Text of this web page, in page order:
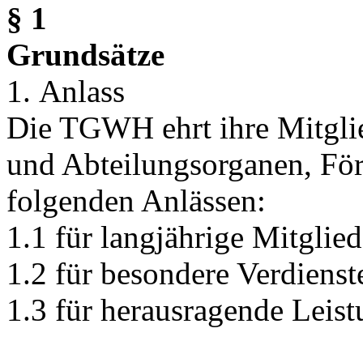
§ 1
Grundsätze
1. Anlass
Die TGWH ehrt ihre
und Abteilungsorganen,
folgenden Anlässen:
1.1 für langjährige
1.2 für besondere
1.3 für herausragende